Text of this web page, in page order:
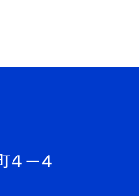
－４